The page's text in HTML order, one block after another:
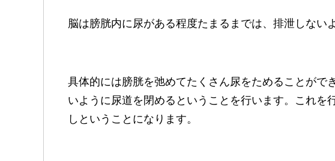
脳は膀胱内に尿がある程度たまるまでは、排泄しない
具体的には膀胱を弛めてたくさん尿をためることがで
いように尿道を閉めるということを行います。これを
しということになります。